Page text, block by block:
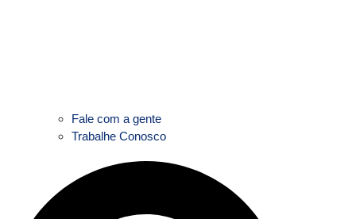
Fale com a gente
Trabalhe Conosco